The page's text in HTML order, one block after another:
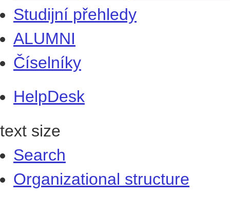
Studijní přehledy
ALUMNI
Číselníky
HelpDesk
text size
Search
Organizational structure